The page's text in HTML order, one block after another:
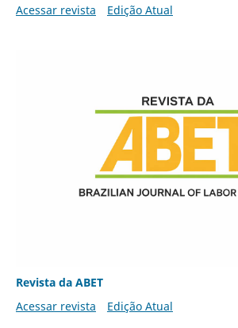
Acessar revista Edição Atual
Revista da ABET
Acessar revista
Edição Atual